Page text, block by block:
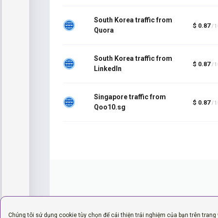
Chúng tôi sử dụng cookie tùy chọn để cải thiện trải nghiệm của bạn trên trang
South Korea traffic from
Quora
$ 0.87 /
South Korea traffic from
LinkedIn
$ 0.87 /
Singapore traffic from
Qoo10.sg
$ 0.87 /